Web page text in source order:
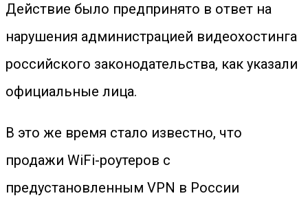
Действие было предпринято в ответ на
нарушения администрацией видеохостинга
российского законодательства, как указали
официальные лица.
В это же время стало известно, что
продажи WiFi-роутеров с
предустановленным VPN в России